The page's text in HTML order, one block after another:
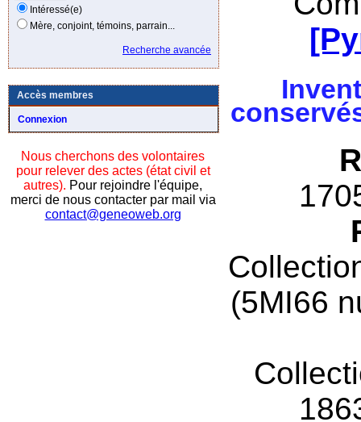
Intéressé(e)
Mère, conjoint, témoins, parrain...
Recherche avancée
Accès membres
Connexion
Nous cherchons des volontaires
pour relever des actes (état civil et
autres). Pour rejoindre l'équipe,
merci de nous contacter par mail via
contact@geneoweb.org
(5MI66